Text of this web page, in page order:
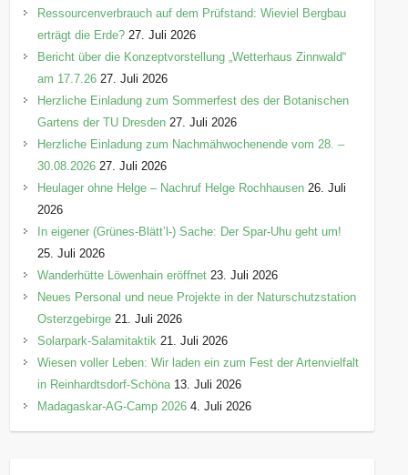
Ressourcenverbrauch auf dem Prüfstand: Wieviel Bergbau
erträgt die Erde? 27. Juli 2026
Bericht über die Konzeptvorstellung „Wetterhaus Zinnwald“
am 17.7.26 27. Juli 2026
Herzliche Einladung zum Sommerfest des der Botanischen
Gartens der TU Dresden 27. Juli 2026
Herzliche Einladung zum Nachmähwochenende vom 28. –
30.08.2026 27. Juli 2026
Heulager ohne Helge – Nachruf Helge Rochhausen 26. Juli
2026
In eigener (Grünes-Blätt’l-) Sache: Der Spar-Uhu geht um!
25. Juli 2026
Wanderhütte Löwenhain eröffnet 23. Juli 2026
Neues Personal und neue Projekte in der Naturschutzstation
Osterzgebirge 21. Juli 2026
Solarpark-Salamitaktik 21. Juli 2026
Wiesen voller Leben: Wir laden ein zum Fest der Artenvielfalt
in Reinhardtsdorf-Schöna 13. Juli 2026
Madagaskar-AG-Camp 2026 4. Juli 2026